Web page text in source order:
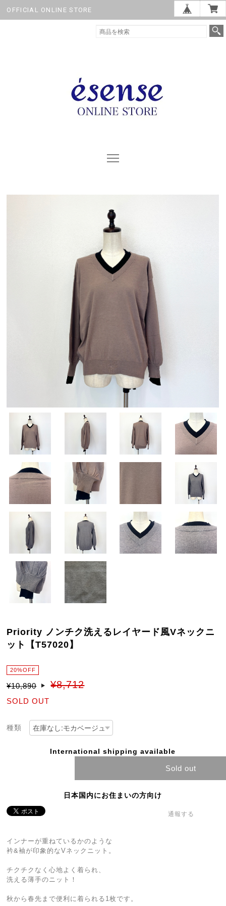
OFFICIAL ONLINE STORE
Priority ノンチク洗えるレイヤード風Vネックニ
ット【T57020】
20%OFF
¥10,890 ¥8,712
SOLD OUT
種類
International shipping available
Sold out
日本国内にお住まいの方向け
通報する
インナーが重ねているかのような
衿&袖が印象的なVネックニット。
チクチクなく心地よく着られ、
洗える薄手のニット！
秋から春先まで便利に着られる1枚です。